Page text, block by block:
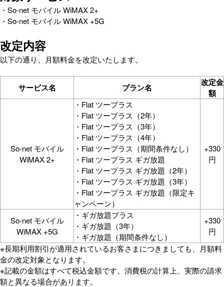
・ So-net モバイルWiMAX 2+
・So-net モバイル WiMAX +5G
改定内容
以下の通り、月額料金を改定いたします。
サービス名 プラン名
改定金
額
So-net モバイル
WiMAX 2+
・Flat ツープラス
・Flat ツープラス（2年）
・Flat ツープラス（3年）
・Flat ツープラス（4年）
・Flat ツープラス（期間条件なし）
・Flat ツープラス ギガ放題
・Flat ツープラス ギガ放題（2年）
・Flat ツープラス ギガ放題（3年）
・Flat ツープラス ギガ放題（限定キ
ャンペーン）
+330
円
So-net モバイル
WiMAX +5G
・ギガ放題プラス
・ギガ放題（3年）
・ギガ放題（期間条件なし）
+330
円
※長期利用割引が適用されているお客さまにつきましても、月額料
金の改定対象となります。
※記載の金額はすべて税込金額です。消費税の計算上、実際の請求
額と異なる場合があります。